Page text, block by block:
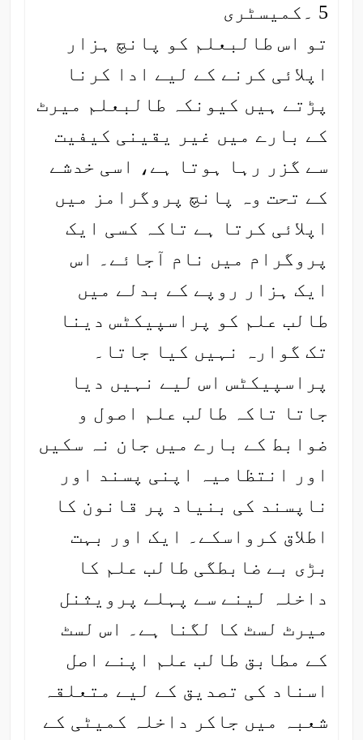
5 ۔کمیسٹری
تو اس طالبعلم کو پانچ ہزار
اپلائی کرنے کے لیے ادا کرنا
پڑتے ہیں کیونکہ طالبعلم میرٹ
کے بارے میں غیر یقینی کیفیت
سے گزر رہا ہوتا ہے، اسی خدشے
کے تحت وہ پانچ پروگرامز میں
اپلائی کرتا ہے تاکہ کسی ایک
پروگرام میں نام آجائے۔ اس
ایک ہزار روپے کے بدلے میں
طالب علم کو پراسپیکٹس دینا
تک گوارہ نہیں کیا جاتا۔
پراسپیکٹس اس لیے نہیں دیا
جاتا تاکہ طالب علم اصول و
ضوابط کے بارے میں جان نہ سکیں
اور انتظامیہ اپنی پسند اور
ناپسند کی بنیاد پر قانون کا
اطلاق کرواسکے۔ ایک اور بہت
بڑی بے ضابطگی طالب علم کا
داخلہ لینے سے پہلے پرویثنل
میرٹ لسٹ کا لگنا ہے۔ اس لسٹ
کے مطابق طالب علم اپنے اصل
اسناد کی تصدیق کے لیے متعلقہ
شعبہ میں جاکر داخلہ کمیٹی کے